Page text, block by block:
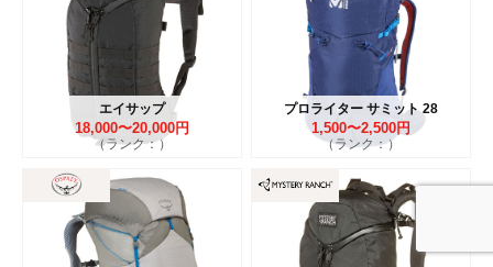
エイサップ
18,000〜20,000円
（ランク：）
プロライター サミット 28
1,500〜2,500円
（ランク：）